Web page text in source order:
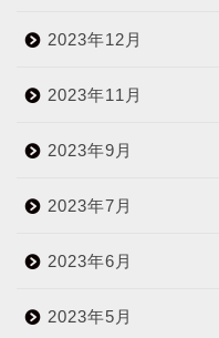
2023年12月
2023年11月
2023年9月
2023年7月
2023年6月
2023年5月